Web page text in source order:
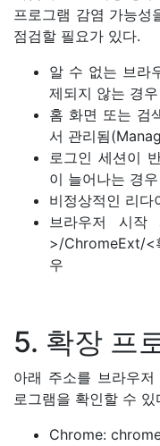
프로그램 감염 가능성
점검할 필요가 있다.
알 수 없는 브라
제되지 않는 경우
홈 화면 또는 검
서 관리됨
로그인 세션이
이 늘어나는 경우
비정상적인 리다
브라우저 시작
>/ChromeExt/<
우
5. 확장 프
아래 주소를 브라우
로그램을 확인할 수 있
Chrome: